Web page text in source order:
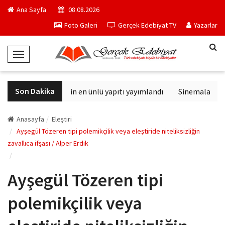
Ana Sayfa
08.08.2026
Foto Galeri
Gerçek Edebiyat TV Yazarlar
T
o
g
g
e
N
a
g
t
i
Son Dakika
Philip K. Dick'in en ünlü yapıtı yayımlandı Sinemalarda
Anasayfa
Eleştiri
Ayşegül Tözeren tipi polemikçilik veya eleştiride niteliksizliğin
zavallıca ifşası / Alper Erdik
Ayşegül Tözeren tipi
polemikçilik veya